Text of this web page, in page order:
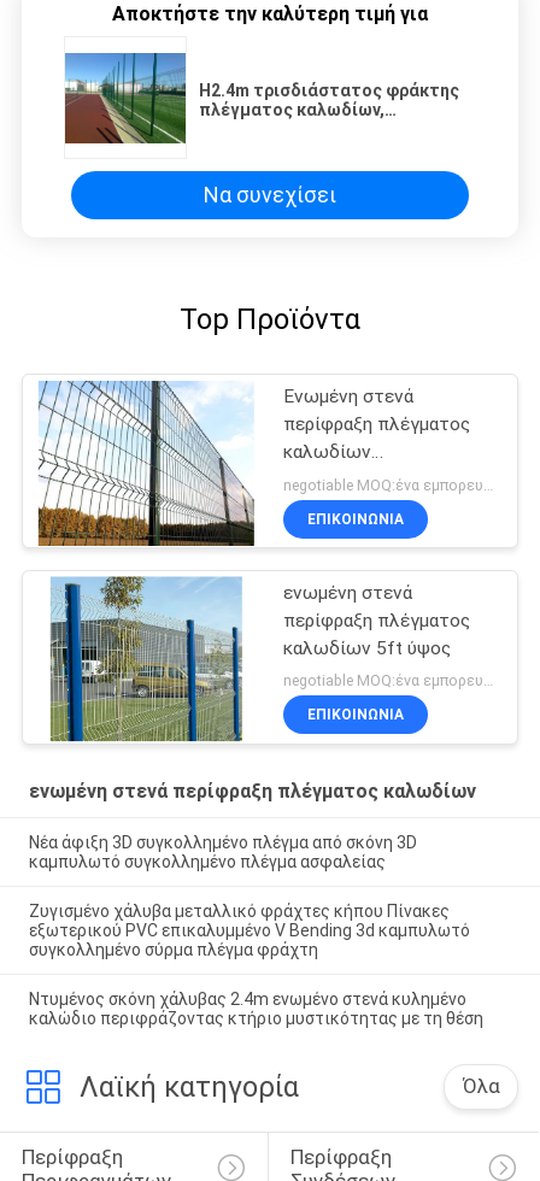
Αποκτήστε την καλύτερη τιμή για
H2.4m τρισδιάστατος φράκτης
πλέγματος καλωδίων,
συρμάτων
Να συνεχίσει
Top Προϊόντα
Ενωμένη στενά
περίφραξη πλέγματος
καλωδίων
αποσυνθέσεων απόδειξη
ΕΠΙΚΟΙΝΩΝΙΑ
ενωμένη στενά
περίφραξη πλέγματος
καλωδίων 5ft ύψος
negotiable MOQ:ένα εμπορευματοκιβώτιο 20FT
ΕΠΙΚΟΙΝΩΝΙΑ
ενωμένη στενά περίφραξη πλέγματος καλωδίων
Νέα άφιξη 3D συγκολλημένο πλέγμα από σκόνη 3D
καμπυλωτό συγκολλημένο πλέγμα ασφαλείας
Ζυγισμένο χάλυβα μεταλλικό φράχτες κήπου Πίνακες
εξωτερικού PVC επικαλυμμένο V Bending 3d καμπυλωτό
συγκολλημένο σύρμα πλέγμα φράχτη
Ντυμένος σκόνη χάλυβας 2.4m ενωμένο στενά κυλημένο
καλώδιο περιφράζοντας κτήριο μυστικότητας με τη θέση
Λαϊκή κατηγορία Όλα
Περίφραξη
Περίφραξη